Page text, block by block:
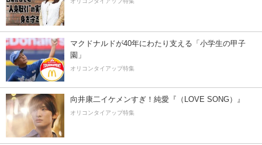
マクドナルドが40年にわたり支える「小学生の甲子
園」
オリコンタイアップ特集
向井康二イケメンすぎ！純愛『（LOVE SONG）』
オリコンタイアップ特集